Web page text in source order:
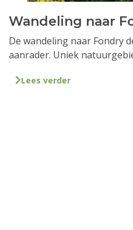
Wandeling naar
De wandeling naar Fondry
aanrader. Uniek
Lees verder